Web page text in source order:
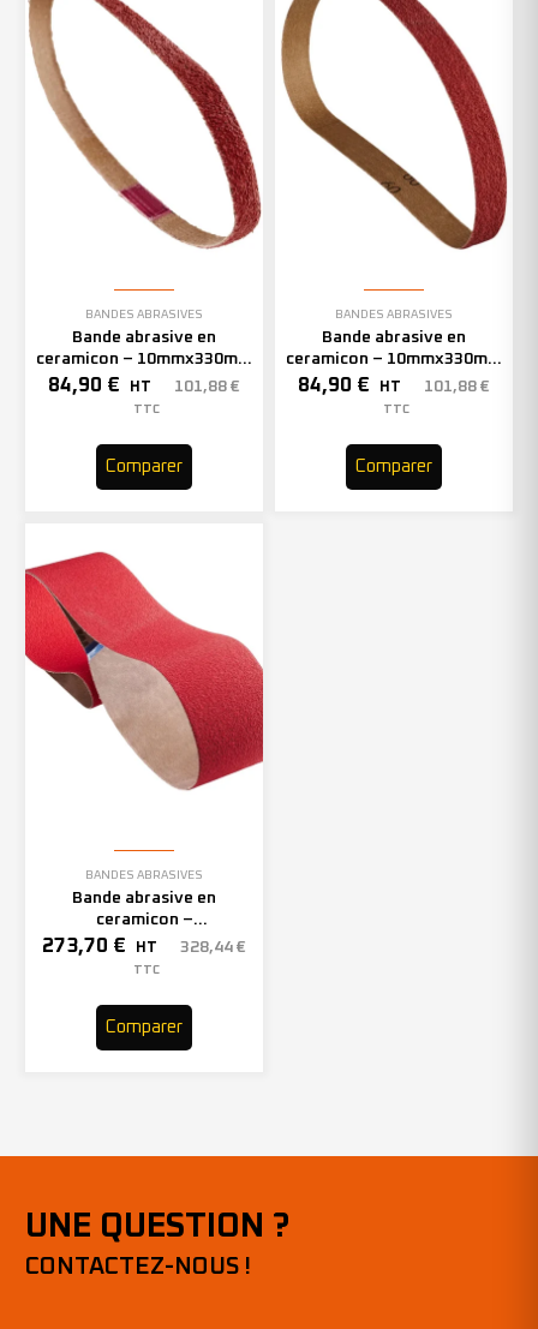
BANDES ABRASIVES
Bande abrasive en
ceramicon – 10mmx330mm
– Grain 60 – 333002 (x50)
84,90 € HT 101,88 €
TTC
Comparer
BANDES ABRASIVES
Bande abrasive en
ceramicon – 10mmx330mm
– Grain 80 – 333003 (x50)
84,90 € HT 101,88 €
TTC
Comparer
BANDES ABRASIVES
Bande abrasive en
ceramicon –
150mmx2000mm – Grain 40
– 305969 (x10)
273,70 € HT 328,44 €
TTC
Comparer
UNE QUESTION ?
CONTACTEZ-NOUS !